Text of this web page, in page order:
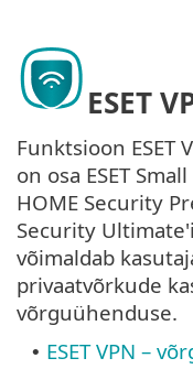
ESET
Funktsioon ESET
on osa ESET
HOME Security
Security
võimaldab
privaatvõrkude
võrguühenduse.
• ESET VPN –